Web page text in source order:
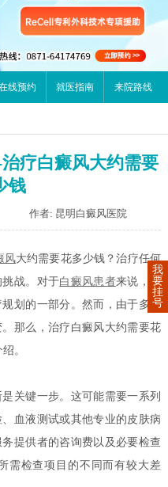
线预约 就医指南 来院路线
疗白癜风大约需要
钱
作者: 昆明白癜风医院
风大约需要花多少钱？治疗任何
战。对于白癜风患者来说，了
划的一部分。然而，由于多种
那么，治疗白癜风大约需要花
。
键一步。这可能需要一系列
血液测试或其他专业的皮肤病
提供者的咨询费以及必要检查
需检查项目的不同而有较大差
我
要
挂
号